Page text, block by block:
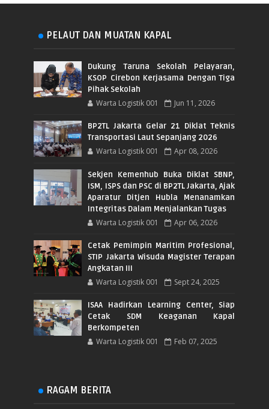
PELAUT DAN MUATAN KAPAL
Dukung Taruna Sekolah Pelayaran,
KSOP Cirebon Kerjasama Dengan Tiga
Pihak Sekolah
Warta Logistik 001 Jun 11, 2026
BP2TL Jakarta Gelar 21 Diklat Teknis
Transportasi Laut Sepanjang 2026
Warta Logistik 001 Apr 08, 2026
Sekjen Kemenhub Buka Diklat SBNP,
ISM, ISPS dan PSC di BP2TL Jakarta, Ajak
Aparatur Ditjen Hubla Menanamkan
Integritas Dalam Menjalankan Tugas
Warta Logistik 001 Apr 06, 2026
Cetak Pemimpin Maritim Profesional,
STIP Jakarta Wisuda Magister Terapan
Angkatan III
Warta Logistik 001 Sept 24, 2025
ISAA Hadirkan Learning Center, Siap
Cetak SDM Keaganan Kapal
Berkompeten
Warta Logistik 001 Feb 07, 2025
RAGAM BERITA